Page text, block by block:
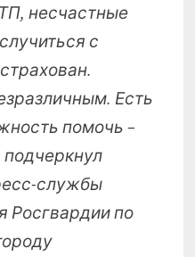
несчастные
с
Есть
помочь –
службы
Росгвардии по